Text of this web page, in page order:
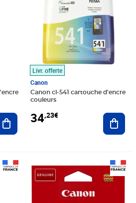
Ajouter au panier
Livr. offerte
Canon
Canon cl-541 cartouche d'encre
couleurs
34,23€
Prix 17,05€